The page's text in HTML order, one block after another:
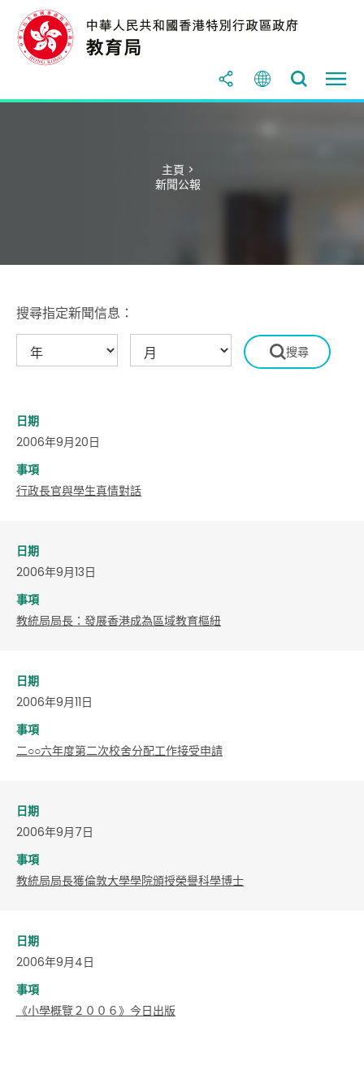
主頁 >
新聞公報
搜尋指定新聞信息：
日期
2006年9月20日
事項
行政長官與學生真情對話
日期
2006年9月13日
事項
教統局局長：發展香港成為區域教育樞紐
日期
2006年9月11日
事項
二○○六年度第二次校舍分配工作接受申請
日期
2006年9月7日
事項
教統局局長獲倫敦大學學院頒授榮譽科學博士
日期
2006年9月4日
事項
《小學概覽２００６》今日出版